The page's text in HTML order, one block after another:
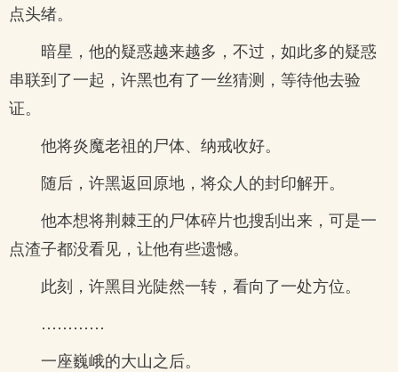
点头绪。
暗星，他的疑惑越来越多，不过，如此多的疑惑
串联到了一起，许黑也有了一丝猜测，等待他去验
证。
他将炎魔老祖的尸体、纳戒收好。
随后，许黑返回原地，将众人的封印解开。
他本想将荆棘王的尸体碎片也搜刮出来，可是一
点渣子都没看见，让他有些遗憾。
此刻，许黑目光陡然一转，看向了一处方位。
…………
一座巍峨的大山之后。